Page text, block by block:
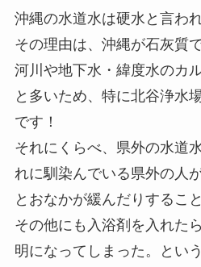
沖縄の水道水は硬水と言わ
その理由は、沖縄が石灰質
河川や地下水・緯度水のカ
と多いため、特に北谷浄水
です！
それにくらべ、県外の水道
れに馴染んでいる県外の人
とおなかが緩んだりするこ
その他にも入浴剤を入れた
明になってしまった。とい